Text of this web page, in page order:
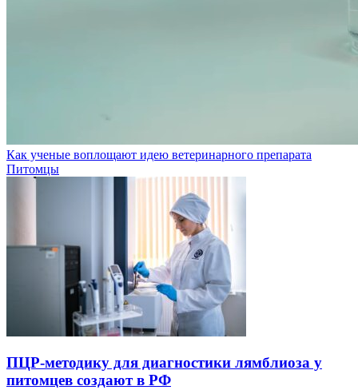
Как ученые воплощают идею ветеринарного препарата
Питомцы
ПЦР-методику для диагностики лямблиоза у
питомцев создают в РФ